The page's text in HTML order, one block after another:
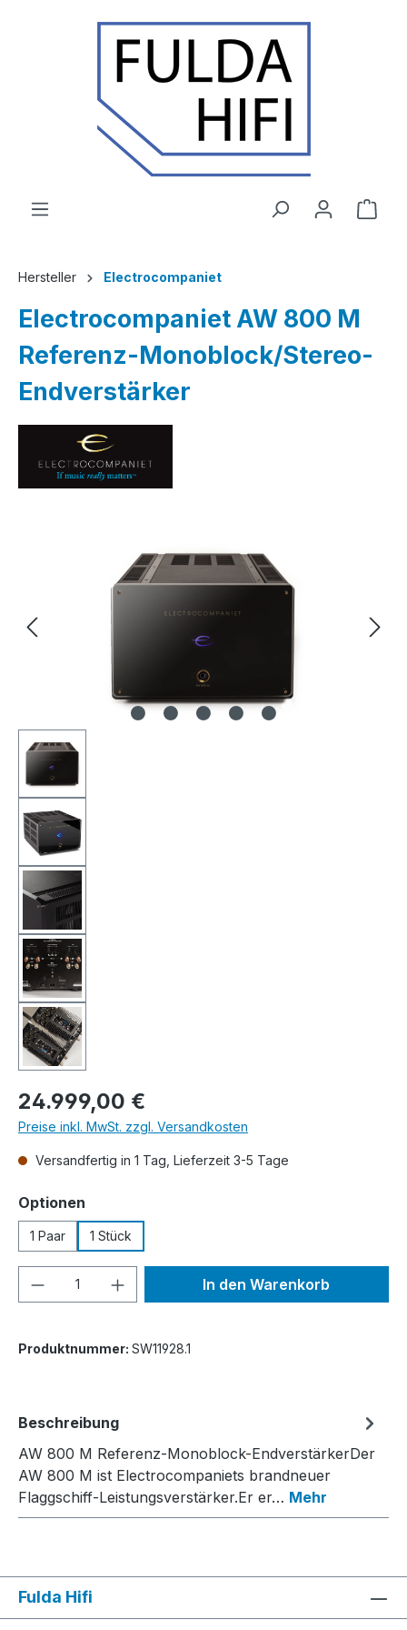
Zum Hauptinhalt springen
Hersteller Electrocompaniet
Electrocompaniet AW 800 M
Referenz-Monoblock/Stereo-
Endverstärker
Regulärer Preis:
24.999,00 €
Preise inkl. MwSt. zzgl. Versandkosten
Versandfertig in 1 Tag, Lieferzeit 3-5 Tage
Optionen
1 Paar 1 Stück
Produkt Anzahl: Gib denIn den Warenkorb
Produktnummer: SW11928.1
Beschreibung
AW 800 M Referenz-Monoblock-EndverstärkerDer
AW 800 M ist Electrocompaniets brandneuer
Flaggschiff-Leistungsverstärker.Er er… Mehr
Fulda Hifi